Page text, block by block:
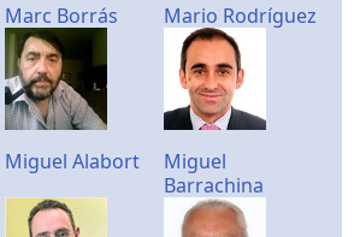
Marc Borrás Mario Rodríguez
Miguel Alabort
Miguel
Barrachina